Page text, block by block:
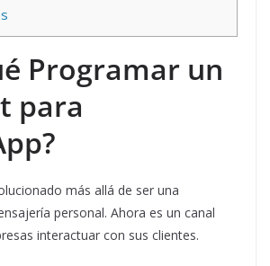
Programar un
para
más allá de ser una
personal. Ahora es un canal
interactuar con sus clientes.